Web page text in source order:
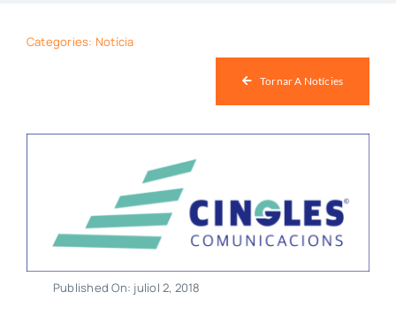
Col·labora
Categories: Notícia
Tornar A Notícies
Published On: juliol 2, 2018